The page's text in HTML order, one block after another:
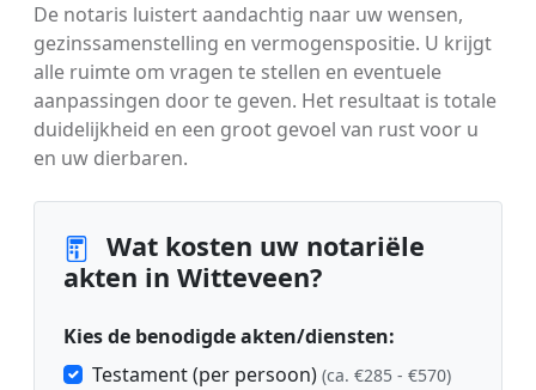
De notaris luistert aandachtig naar uw wensen,
gezinssamenstelling en vermogenspositie. U krijgt
alle ruimte om vragen te stellen en eventuele
aanpassingen door te geven. Het resultaat is totale
duidelijkheid en een groot gevoel van rust voor u
en uw dierbaren.
Wat kosten uw notariële
akten in Witteveen?
Kies de benodigde akten/diensten:
Testament (per persoon) (ca. €285 - €570)